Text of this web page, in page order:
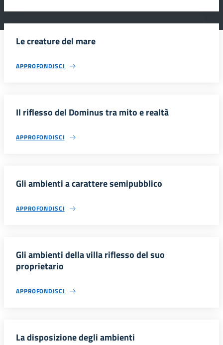
Le creature del mare
APPROFONDISCI
Il riflesso del Dominus tra mito e realtà
APPROFONDISCI
Gli ambienti a carattere semipubblico
APPROFONDISCI
Gli ambienti della villa riflesso del suo
proprietario
APPROFONDISCI
La disposizione degli ambienti